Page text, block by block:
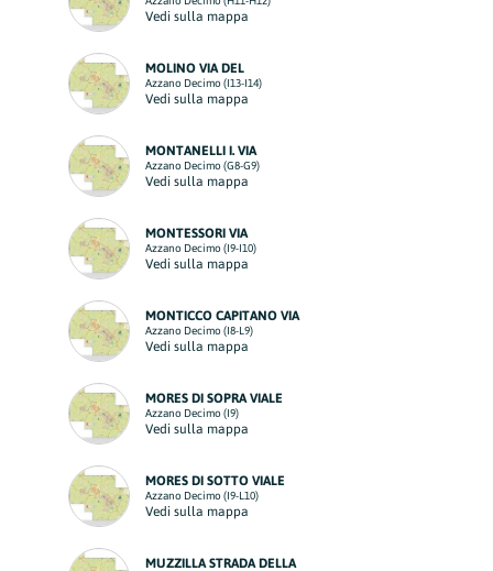
Vedi sulla mappa
MOLINO VIA DEL
Azzano Decimo (I13-I14)
Vedi sulla mappa
MONTANELLI I. VIA
Azzano Decimo (G8-G9)
Vedi sulla mappa
MONTESSORI VIA
Azzano Decimo (I9-I10)
Vedi sulla mappa
MONTICCO CAPITANO VIA
Azzano Decimo (I8-L9)
Vedi sulla mappa
MORES DI SOPRA VIALE
Azzano Decimo (I9)
Vedi sulla mappa
MORES DI SOTTO VIALE
Azzano Decimo (I9-L10)
Vedi sulla mappa
MUZZILLA STRADA DELLA